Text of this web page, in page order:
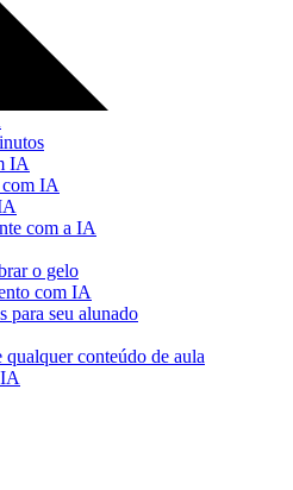
IA
com IA
com a IA
o gelo
com IA
para seu alunado
qualquer conteúdo de aula